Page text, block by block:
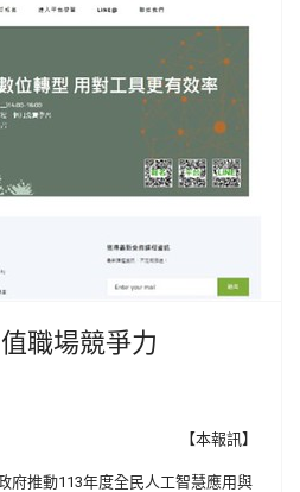
職場競爭力
【本報訊】
府推動113年度全民人工智慧應用與